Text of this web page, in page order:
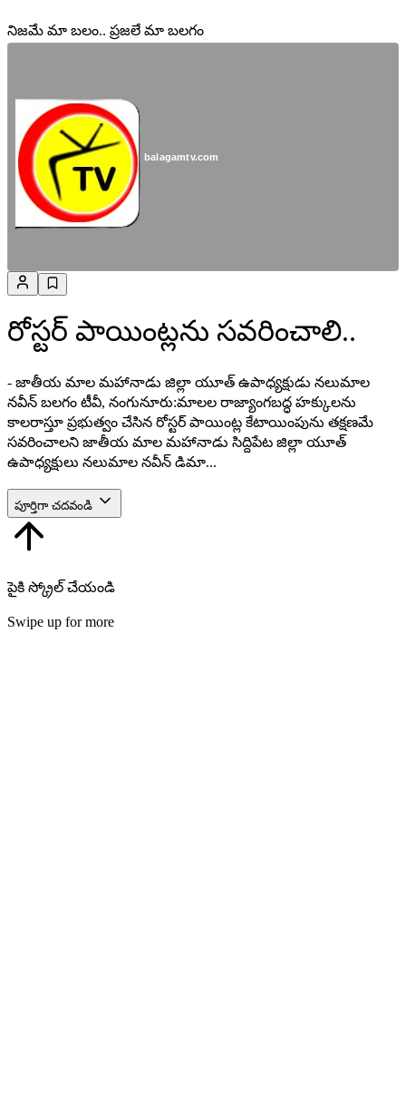
నిజమే మా బలం.. ప్రజలే మా బలగం
balagamtv.com
రోస్టర్ పాయింట్లను సవరించాలి..
- జాతీయ మాల మహానాడు జిల్లా యూత్ ఉపాధ్యక్షుడు నలుమాల
నవీన్ బలగం టీవీ, నంగునూరు:మాలల రాజ్యాంగబద్ధ హక్కులను
కాలరాస్తూ ప్రభుత్వం చేసిన రోస్టర్ పాయింట్ల కేటాయింపును తక్షణమే
సవరించాలని జాతీయ మాల మహానాడు సిద్దిపేట జిల్లా యూత్
ఉపాధ్యక్షులు నలుమాల నవీన్ డిమా...
పూర్తిగా చదవండి
పైకి స్క్రోల్ చేయండి
Swipe up for more